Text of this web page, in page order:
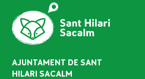
AJUNTAMENT DE SANT
HILARI SACALM